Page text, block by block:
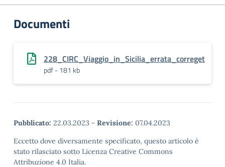
Documenti
228_CIRC_Viaggio_in_Sicilia_errata_correget
pdf - 181 kb
Pubblicato: 22.03.2023 - Revisione: 07.04.2023
Eccetto dove diversamente specificato, questo articolo è
stato rilasciato sotto Licenza Creative Commons
Attribuzione 4.0 Italia.